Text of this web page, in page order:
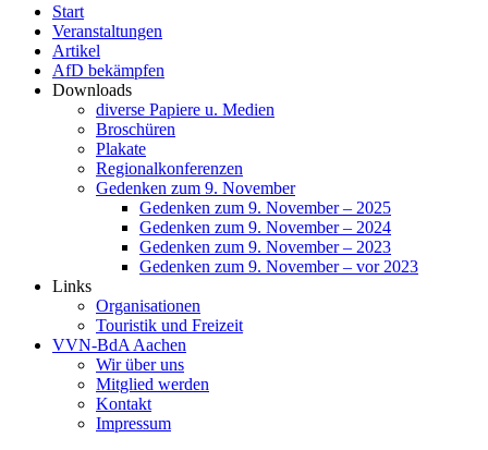
Start
Veranstaltungen
Artikel
AfD bekämpfen
Downloads
diverse Papiere u. Medien
Broschüren
Plakate
Regionalkonferenzen
Gedenken zum 9. November
Gedenken zum 9. November – 2025
Gedenken zum 9. November – 2024
Gedenken zum 9. November – 2023
Gedenken zum 9. November – vor 2023
Links
Organisationen
Touristik und Freizeit
VVN-BdA Aachen
Wir über uns
Mitglied werden
Kontakt
Impressum